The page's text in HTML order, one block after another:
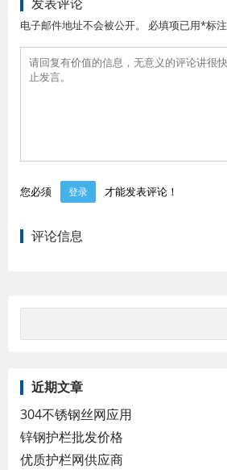
电子邮件地址不会被公开。 必填项已用*标注
您必须 登录 才能发表评论！
评论信息
近期文章
304不锈钢丝网应用
锌钢护栏批发价格
优质护栏网供应商